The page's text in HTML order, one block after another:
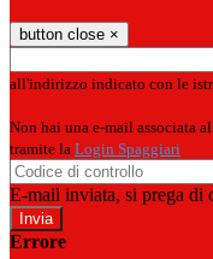
button close ×
all'indirizzo indicato con le
Non hai una e-mail associata
tramite la Login Spaggiari
E-mail inviata, si prega di
Errore